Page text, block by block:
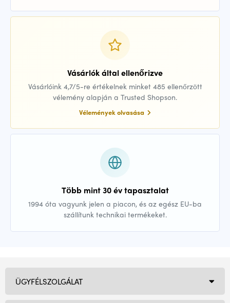
Vásárlók által ellenőrizve
Vásárlóink 4,7/5-re értékelnek minket 485 ellenőrzött
vélemény alapján a Trusted Shopson.
Vélemények olvasása
Több mint 30 év tapasztalat
1994 óta vagyunk jelen a piacon, és az egész EU-ba
szállítunk technikai termékeket.
ÜGYFÉLSZOLGÁLAT